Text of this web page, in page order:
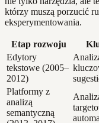
którzy muszą porzucić
eksperymentowania.
Etap rozwoju
Edytory
tekstowe (2005–
2012)
Platformy z
analizą
semantyczną